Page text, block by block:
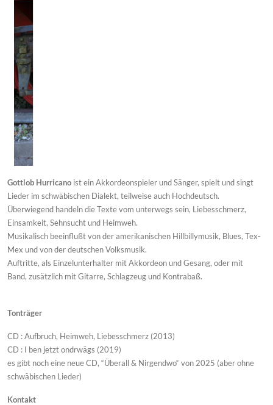
Gottlob Hurricano ist ein Akkordeonspieler und Sänger, spielt und singt
Lieder im schwäbischen Dialekt, teilweise auch Hochdeutsch.
Überwiegend handeln die Texte vom unterwegs sein, Liebesschmerz,
Einsamkeit, Sehnsucht und Heimweh.
Musikalisch beeinflußt von der amerikanischen Hillbillymusik, Blues, Tex-
Mex und von der deutschen Volksmusik.
Auftritte, als Einzelunterhalter mit Akkordeon und Gesang, oder mit
Band, zusätzlich mit Gitarre, Schlagzeug und Kontrabaß.
Tonträger
CD : Aufbruch, Heimweh, Liebesschmerz (2013)
CD : I ben jetzt ondrwägs (2019)
es gibt noch eine neue CD, “Überall & Nirgendwo“ von 2025 (aber ohne
schwäbischen Lieder)
Kontakt